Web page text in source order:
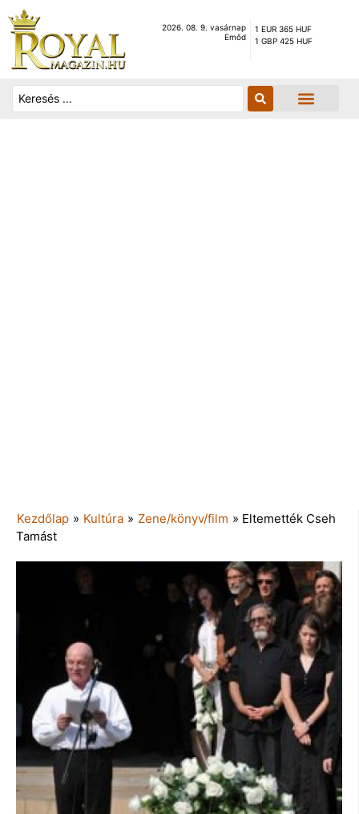
2026. 08. 9. vasárnap
Emőd
1 EUR 365 HUF
1 GBP 425 HUF
Kezdőlap » Kultúra » Zene/könyv/film » Eltemették Cseh
Tamást